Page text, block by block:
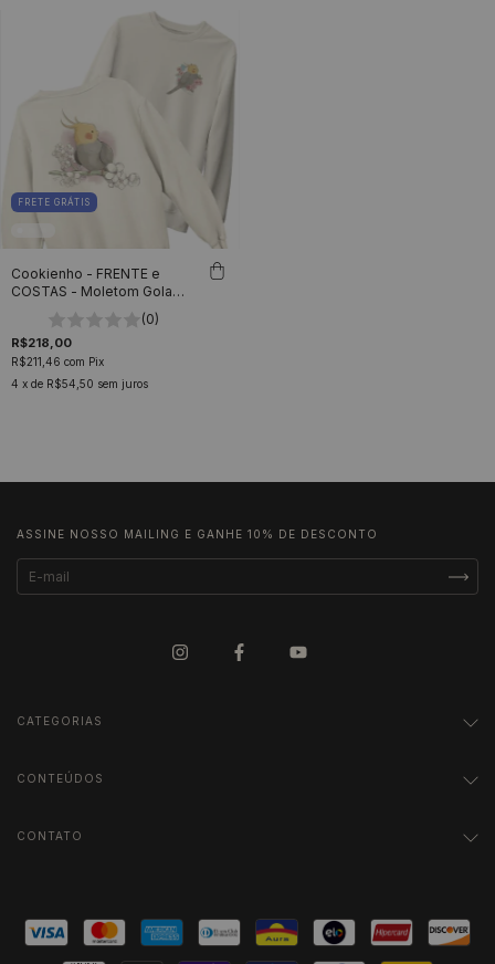
FRETE GRÁTIS
Cookienho - FRENTE e
COSTAS - Moletom Gola
(0)
R$218,00
R$211,46 com Pix
4 x de R$54,50 sem juros
ASSINE NOSSO MAILING E GANHE 10% DE DESCONTO
CATEGORIAS
CONTEÚDOS
CONTATO